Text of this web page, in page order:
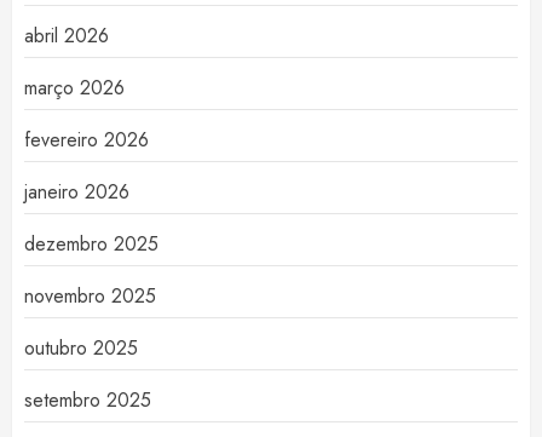
abril 2026
março 2026
fevereiro 2026
janeiro 2026
dezembro 2025
novembro 2025
outubro 2025
setembro 2025